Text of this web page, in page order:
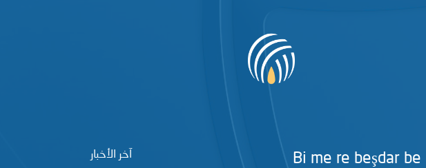
آخر الأخبار Bi me re beşdar be